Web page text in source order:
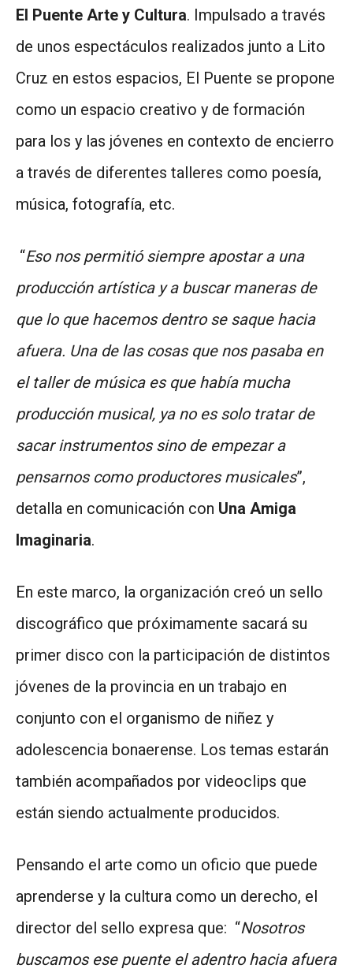
El Puente Arte y Cultura. Impulsado a través
de unos espectáculos realizados junto a Lito
Cruz en estos espacios, El Puente se propone
como un espacio creativo y de formación
para los y las jóvenes en contexto de encierro
a través de diferentes talleres como poesía,
música, fotografía, etc.
“Eso nos permitió siempre apostar a una
producción artística y a buscar maneras de
que lo que hacemos dentro se saque hacia
afuera. Una de las cosas que nos pasaba en
el taller de música es que había mucha
producción musical, ya no es solo tratar de
sacar instrumentos sino de empezar a
pensarnos como productores musicales”,
detalla en comunicación con Una Amiga
Imaginaria.
En este marco, la organización creó un sello
discográfico que próximamente sacará su
primer disco con la participación de distintos
jóvenes de la provincia en un trabajo en
conjunto con el organismo de niñez y
adolescencia bonaerense. Los temas estarán
también acompañados por videoclips que
están siendo actualmente producidos.
Pensando el arte como un oficio que puede
aprenderse y la cultura como un derecho, el
director del sello expresa que: “Nosotros
buscamos ese puente el adentro hacia afuera